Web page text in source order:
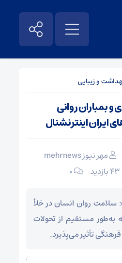
و زیبایی
و بمباران روانی
ایران اینترنشنال
مهر نیوز mehrnews
۰
روان انسان در خلأ
به‌طور مستقیم از تحولات
تأثیر می‌پذیرد.